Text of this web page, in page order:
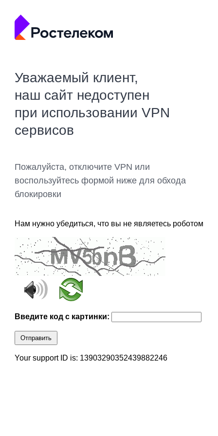
Уважаемый клиент,
наш сайт недоступен
при использовании VPN
сервисов
Пожалуйста, отключите VPN или
воспользуйтесь формой ниже для обхода
блокировки
Нам нужно убедиться, что вы не являетесь роботом
Введите код с картинки:
Отправить
Your support ID is: 13903290352439882246